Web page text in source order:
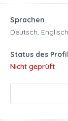
Sprachen
Deutsch, Englisch
Status des
Nicht geprüft